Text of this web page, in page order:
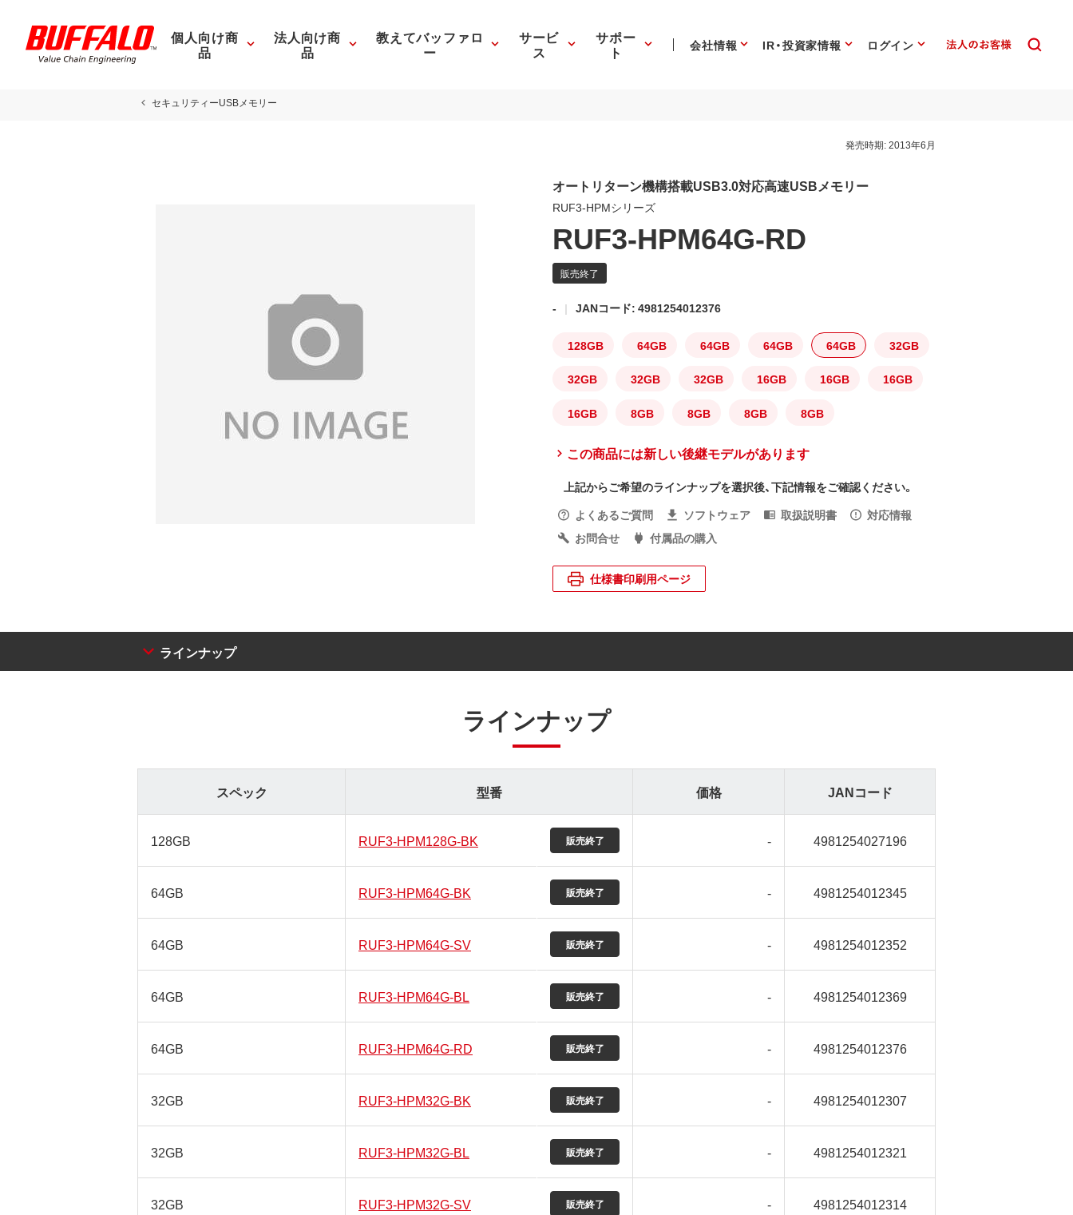
個人向け商
品
法人向け商
品
教えてバッファロ
ー
サービ
ス
サポー
ト 会社情報 IR・投資家情報 ログイン
セキュリティーUSBメモリー
発売時期:2013年6月
オートリターン機構搭載USB3.0対応高速USBメモリー
RUF3-HPMシリーズ
RUF3-HPM64G-RD
- JANコード: 4981254012376
128GB 64GB 64GB 64GB 64GB 32GB
32GB 32GB 32GB 16GB 16GB 16GB
16GB 8GB 8GB 8GB 8GB
この商品には新しい後継モデルがあります
上記からご希望のラインナップを選択後、下記情報をご確認ください。
よくあるご質問
ソフトウェア 取扱説明書
対応情報
お問合せ
付属品の購入
仕様書印刷用ページ
ラインナップ
ラインナップ
スペック 型番 価格 JANコード
128GB RUF3-HPM128G-BK - 4981254027196
64GB RUF3-HPM64G-BK - 4981254012345
64GB RUF3-HPM64G-SV - 4981254012352
64GB RUF3-HPM64G-BL - 4981254012369
64GB RUF3-HPM64G-RD - 4981254012376
32GB RUF3-HPM32G-BK - 4981254012307
32GB RUF3-HPM32G-BL - 4981254012321
32GB RUF3-HPM32G-SV - 4981254012314